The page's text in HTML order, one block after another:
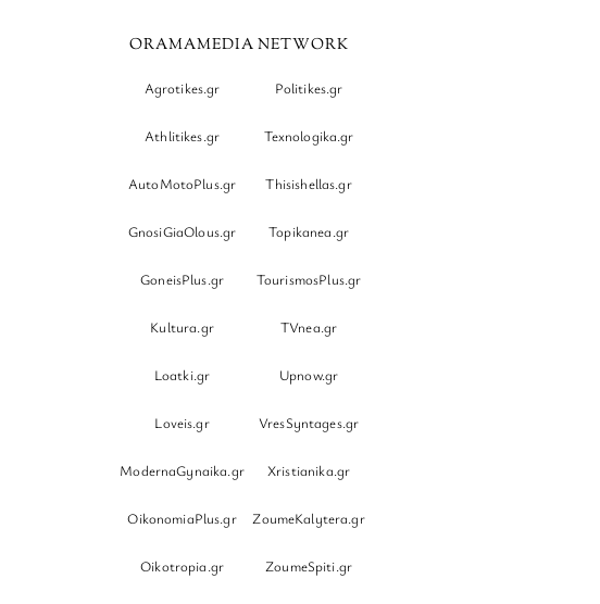
ORAMAMEDIA NETWORK
Agrotikes.gr Politikes.gr
Athlitikes.gr Texnologika.gr
AutoMotoPlus.gr Thisishellas.gr
GnosiGiaOlous.gr Topikanea.gr
GoneisPlus.gr TourismosPlus.gr
Kultura.gr TVnea.gr
Loatki.gr Upnow.gr
Loveis.gr VresSyntages.gr
ModernaGynaika.gr Xristianika.gr
OikonomiaPlus.gr ZoumeKalytera.gr
Oikotropia.gr ZoumeSpiti.gr